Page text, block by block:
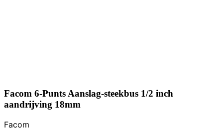
Facom 6-Punts Aanslag-steekbus 1/2 inch
aandrijving 18mm
Facom